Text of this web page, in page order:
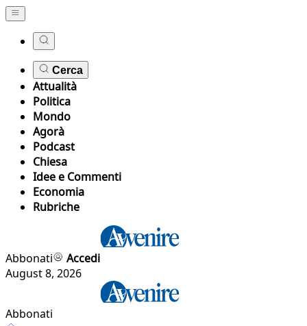
Cerca
Attualità
Politica
Mondo
Agorà
Podcast
Chiesa
Idee e Commenti
Economia
Rubriche
Abbonati
Accedi
August 8, 2026
Abbonati